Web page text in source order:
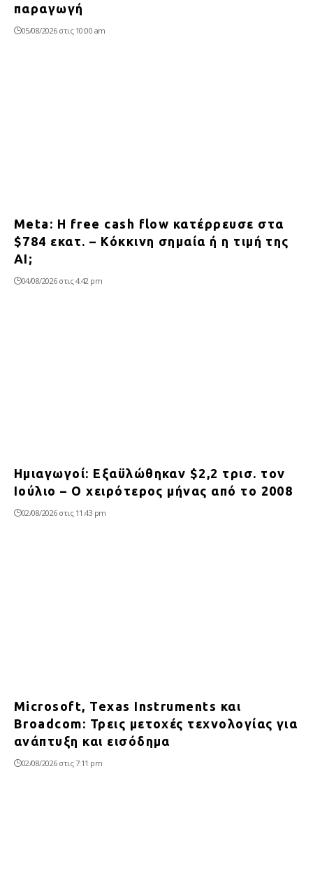
παραγωγή
05/08/2026 στις 10:00 am
Meta: Η free cash flow κατέρρευσε στα
$784 εκατ. – Κόκκινη σημαία ή η τιμή της
AI;
04/08/2026 στις 4:42 pm
Ημιαγωγοί: Εξαϋλώθηκαν $2,2 τρισ. τον
Ιούλιο – Ο χειρότερος μήνας από το 2008
02/08/2026 στις 11:43 pm
Microsoft, Texas Instruments και
Broadcom: Τρεις μετοχές τεχνολογίας για
ανάπτυξη και εισόδημα
02/08/2026 στις 7:11 pm